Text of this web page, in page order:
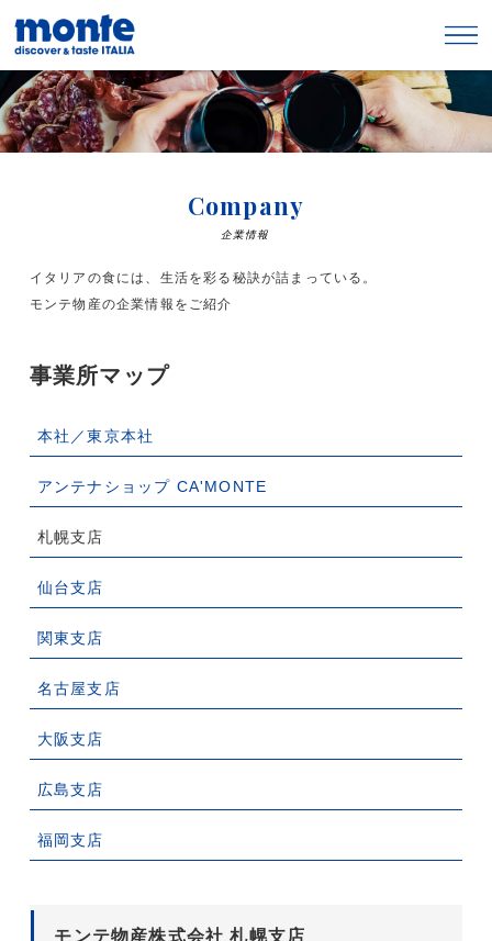
Company
企業情報
イタリアの食には、生活を彩る秘訣が詰まっている。
モンテ物産の企業情報をご紹介
事業所マップ
本社／東京本社
アンテナショップ CA'MONTE
札幌支店
仙台支店
関東支店
名古屋支店
大阪支店
広島支店
福岡支店
モンテ物産株式会社 札幌支店